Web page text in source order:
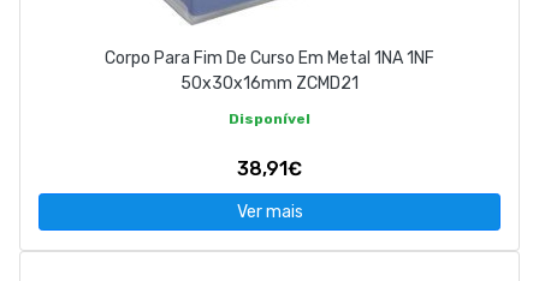
Corpo Para Fim De Curso Em Metal 1NA 1NF
50x30x16mm ZCMD21
Disponível
38,91€
Ver mais